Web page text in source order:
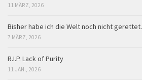
11 MÄRZ, 2026
Bisher habe ich die Welt noch nicht gerettet.
7 MÄRZ, 2026
R.I.P. Lack of Purity
11 JAN., 2026